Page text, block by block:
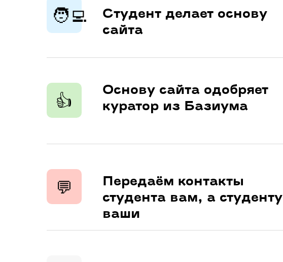
Основу сайта одобряет
куратор из Базиума
Студент делает основу
сайта
Передаём контакты
студента вам, а студенту
ваши
🧑‍💻
💬
👍